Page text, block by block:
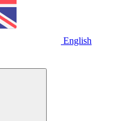
English